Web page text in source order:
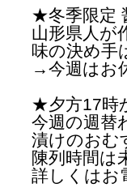
★冬季限定
山形県人が
味の決め手
→今週はお
★夕方17時
今週の週替
漬けのおむ
陳列時間は
詳しくはお